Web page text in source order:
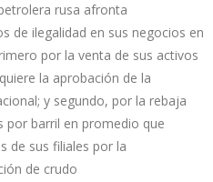
rusa afronta
de ilegalidad en sus negocios en
por la venta de sus activos
la aprobación de la
y segundo, por la rebaja
por barril en promedio que
de sus filiales por la
de crudo